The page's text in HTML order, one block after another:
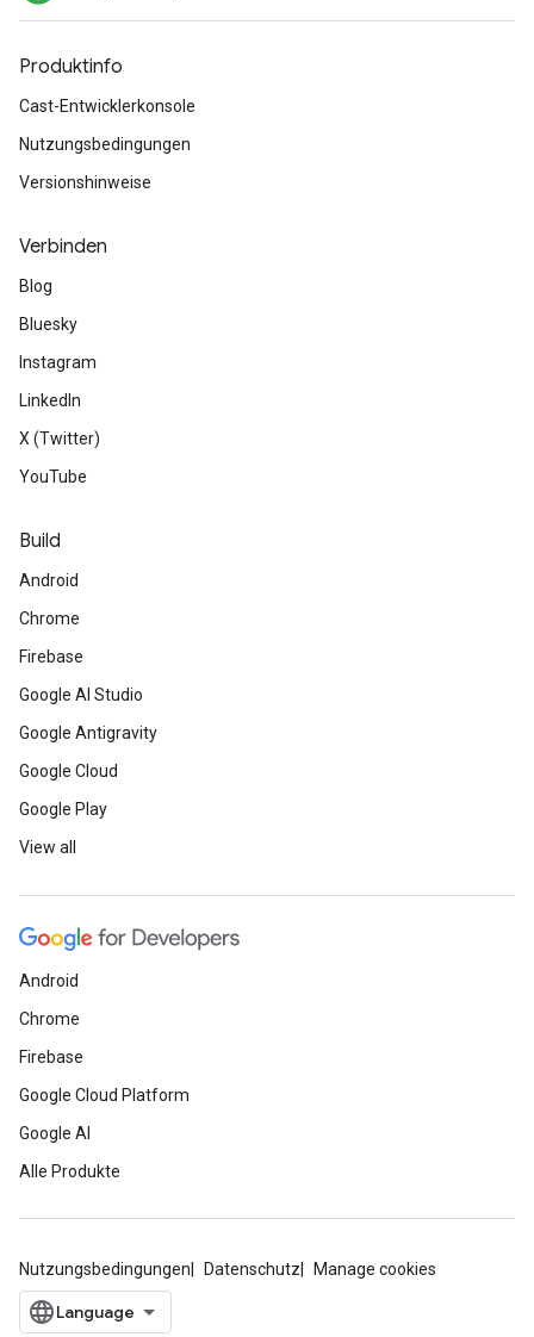
Produktinfo
Cast-Entwicklerkonsole
Nutzungsbedingungen
Versionshinweise
Verbinden
Blog
Bluesky
Instagram
LinkedIn
X (Twitter)
YouTube
Build
Android
Chrome
Firebase
Google AI Studio
Google Antigravity
Google Cloud
Google Play
View all
Android
Chrome
Firebase
Google Cloud Platform
Google AI
Alle Produkte
Nutzungsbedingungen Datenschutz Manage cookies